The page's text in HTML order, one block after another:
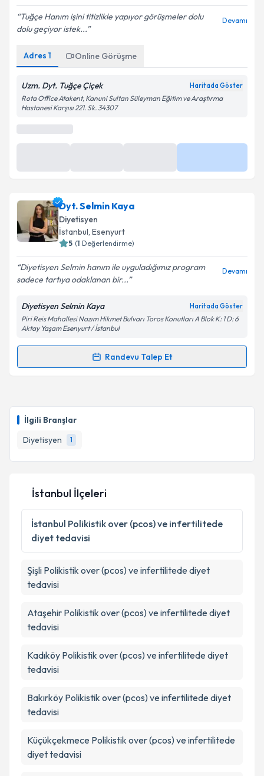
İlgili Branşlar
Diyetisyen
1
Kişisel verilerimin işlenmesine ilişkin
kapsamda işlenmesini kabul ediyorum.
Takvim Talebini Gönder
Tuğçe Hanım işini titizlikle yapıyor görüşmeler dolu
dolu geçiyor istek...
Devamı
Adres 1 Online Görüşme
Uzm. Dyt. Tuğçe Çiçek Haritada Göster
Rota Office Atakent, Kanuni Sultan Süleyman Eğitim ve Araştırma
Hastanesi Karşısı 221. Sk. 34307
Dyt. Selmin Kaya
Diyetisyen
İstanbul, Esenyurt
5 (1 Değerlendirme)
Diyetisyen Selmin hanım ile uyguladığımız program
sadece tartıya odaklanan bir...
Devamı
Diyetisyen Selmin Kaya Haritada Göster
Piri Reis Mahallesi Nazım Hikmet Bulvarı Toros Konutları A Blok K: 1 D: 6
Aktay Yaşam Esenyurt / İstanbul
Randevu Talep Et
Randevu Takvimi Talebi
takvim hazırlandığında e-posta ile bilgilendireceğiz.
E-posta Adresiniz
Kişisel verilerimin işlenmesine ilişkinAydınlatma
Metni
'ni okudum ve kişisel verilerimin belirtilen
kapsamda işlenmesini kabul ediyorum.
Takvim Talebini Gönder
İstanbul İlçeleri
İstanbul Polikistik over (pcos) ve infertilitede
diyet tedavisi
Şişli Polikistik over (pcos) ve infertilitede diyet
tedavisi
Ataşehir Polikistik over (pcos) ve infertilitede diyet
tedavisi
Kadıköy Polikistik over (pcos) ve infertilitede diyet
tedavisi
Bakırköy Polikistik over (pcos) ve infertilitede diyet
tedavisi
Küçükçekmece Polikistik over (pcos) ve infertilitede
diyet tedavisi